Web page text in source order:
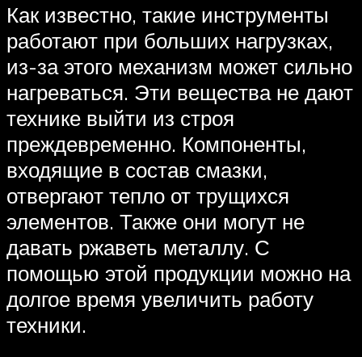
Как известно, такие инструменты
работают при больших нагрузках,
из-за этого механизм может сильно
нагреваться. Эти вещества не дают
технике выйти из строя
преждевременно. Компоненты,
входящие в состав смазки,
отвергают тепло от трущихся
элементов. Также они могут не
давать ржаветь металлу. С
помощью этой продукции можно на
долгое время увеличить работу
техники.